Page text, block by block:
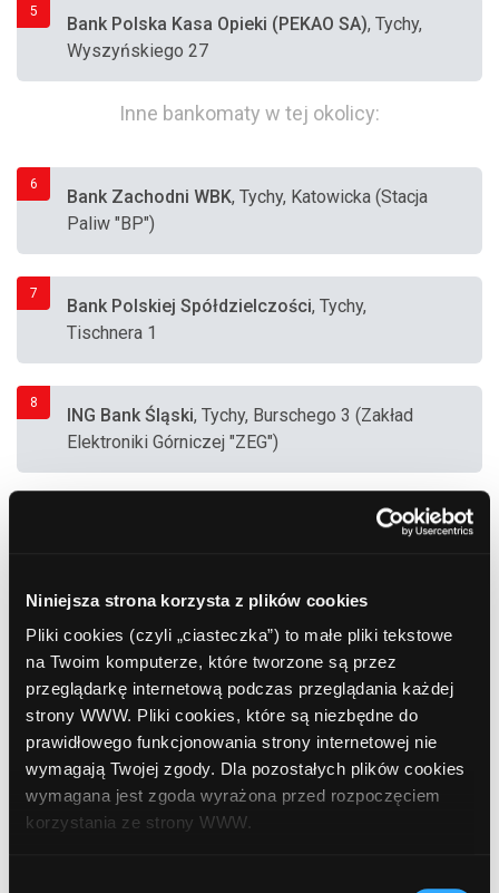
Niniejsza strona korzysta z plików cookies
Pliki cookies (czyli „ciasteczka”) to małe pliki tekstowe
na Twoim komputerze, które tworzone są przez
przeglądarkę internetową podczas przeglądania każdej
strony WWW. Pliki cookies, które są niezbędne do
prawidłowego funkcjonowania strony internetowej nie
wymagają Twojej zgody. Dla pozostałych plików cookies
wymagana jest zgoda wyrażona przed rozpoczęciem
korzystania ze strony WWW.
5
Bank Polska Kasa Opieki (PEKAO SA), Tychy,
Wyszyńskiego 27
Inne bankomaty w tej okolicy:
6
Bank Zachodni WBK, Tychy, Katowicka (Stacja
Paliw "BP")
7
Bank Polskiej Spółdzielczości, Tychy,
Tischnera 1
8
ING Bank Śląski, Tychy, Burschego 3 (Zakład
Elektroniki Górniczej "ZEG")
, Tychy, Grota-Roweckiego 53
Euro Bank SA , Tychy, Grota-Roweckiego 61
ING Bank Śląski , Tychy, Al. Niepodległości 55